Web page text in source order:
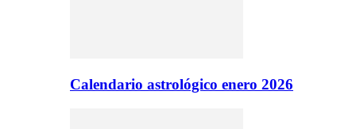
Calendario astrológico enero 2026